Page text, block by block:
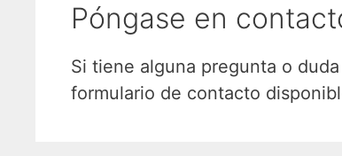
Póngase en
Si tiene alguna pregunta o
formulario de contacto